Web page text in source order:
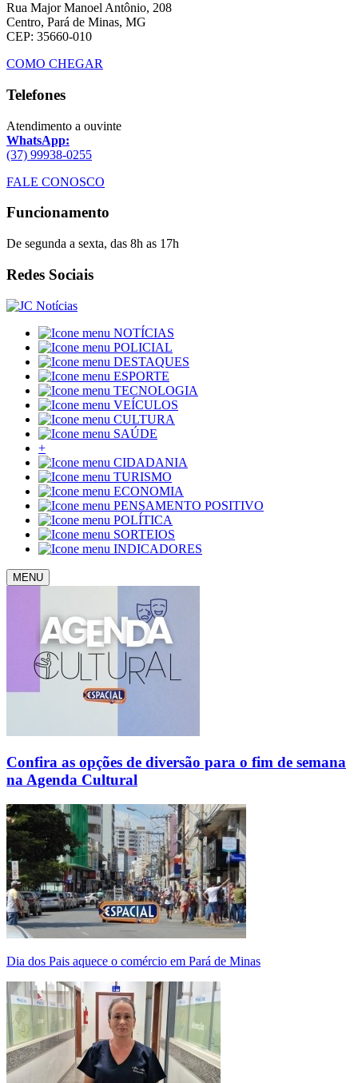
Rua Major Manoel Antônio, 208
Centro, Pará de Minas, MG
CEP: 35660-010
COMO CHEGAR
Telefones
Atendimento a ouvinte
WhatsApp:
(37) 99938-0255
FALE CONOSCO
Funcionamento
De segunda a sexta, das 8h as 17h
Redes Sociais
NOTÍCIAS
POLICIAL
DESTAQUES
ESPORTE
TECNOLOGIA
VEÍCULOS
CULTURA
SAÚDE
+
CIDADANIA
TURISMO
ECONOMIA
PENSAMENTO POSITIVO
POLÍTICA
SORTEIOS
INDICADORES
MENU
Confira as opções de diversão para o fim de semana
na Agenda Cultural
Dia dos Pais aquece o comércio em Pará de Minas